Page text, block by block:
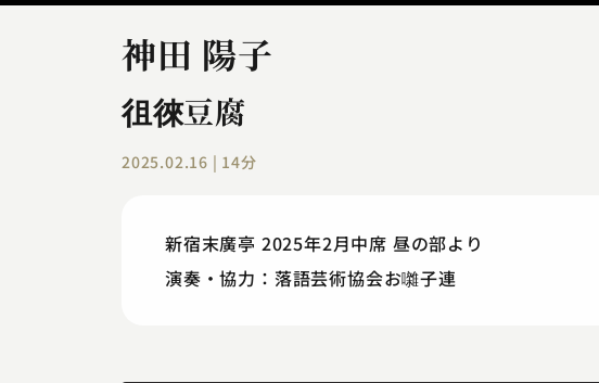
神田 陽子
徂徠豆腐
2025.02.16 | 14分
新宿末廣亭 2025年2月中席 昼の部より
演奏・協力：落語芸術協会お囃子連